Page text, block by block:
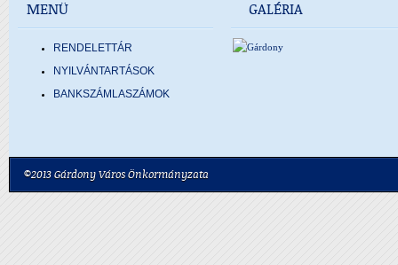
MENÜ
RENDELETTÁR
NYILVÁNTARTÁSOK
BANKSZÁMLASZÁMOK
GALÉRIA
©2013 Gárdony Város Önkormányzata